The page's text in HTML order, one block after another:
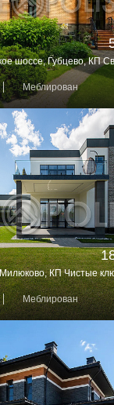
шоссе, Губцево, КП
Меблирован
КП Чистые
Меблирован